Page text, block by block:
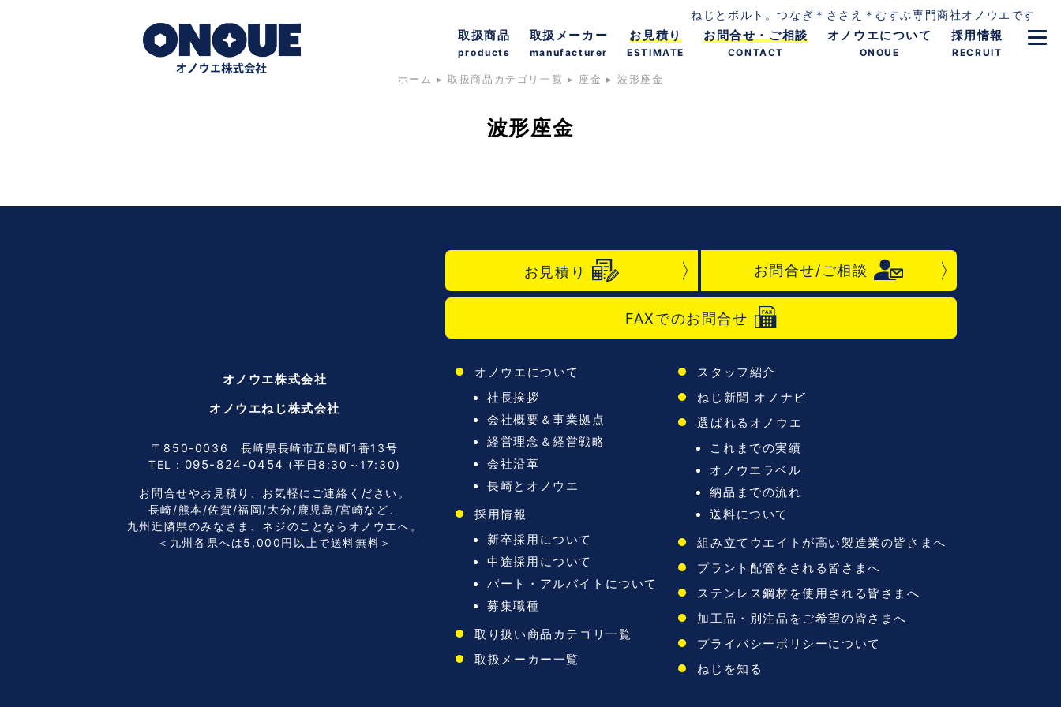
ねじとボルト。つなぎ＊ささえ＊むすぶ専門商社オノウエです
取扱商品
products
取扱メーカー
manufacturer
お見積り
ESTIMATE
お問合せ・ご相談
CONTACT
オノウエについて
ONOUE
採用情報
RECRUIT
ホーム ▸取扱商品カテゴリ一覧 ▸ 座金 ▸波形座金
波形座金
オノウエ株式会社
オノウエねじ株式会社
〒850-0036 長崎県長崎市五島町1番13号
TEL： 095-824-0454 (平日8:30～17:30)
お問合せやお見積り、 お気軽にご連絡ください。
長崎/熊本/佐賀/福岡/大分/鹿児島/宮崎など、
九州近隣県のみなさま、 ネジのことならオノウエへ。
＜九州各県へは5,000円以上で送料無料＞
お見積り お問合せ/ご相談
FAXでのお問合せ
オノウエについて
社長挨拶
会社概要＆事業拠点
経営理念＆経営戦略
会社沿革
長崎とオノウエ
採用情報
新卒採用について
中途採用について
パート・アルバイトについて
募集職種
取り扱い商品カテゴリ一覧
取扱メーカー一覧
スタッフ紹介
ねじ新聞 オノナビ
選ばれるオノウエ
これまでの実績
オノウエラベル
納品までの流れ
送料について
組み立てウエイトが高い製造業の皆さまへ
プラント配管をされる皆さまへ
ステンレス鋼材を使用される皆さまへ
加工品・別注品をご希望の皆さまへ
プライバシーポリシーについて
ねじを知る